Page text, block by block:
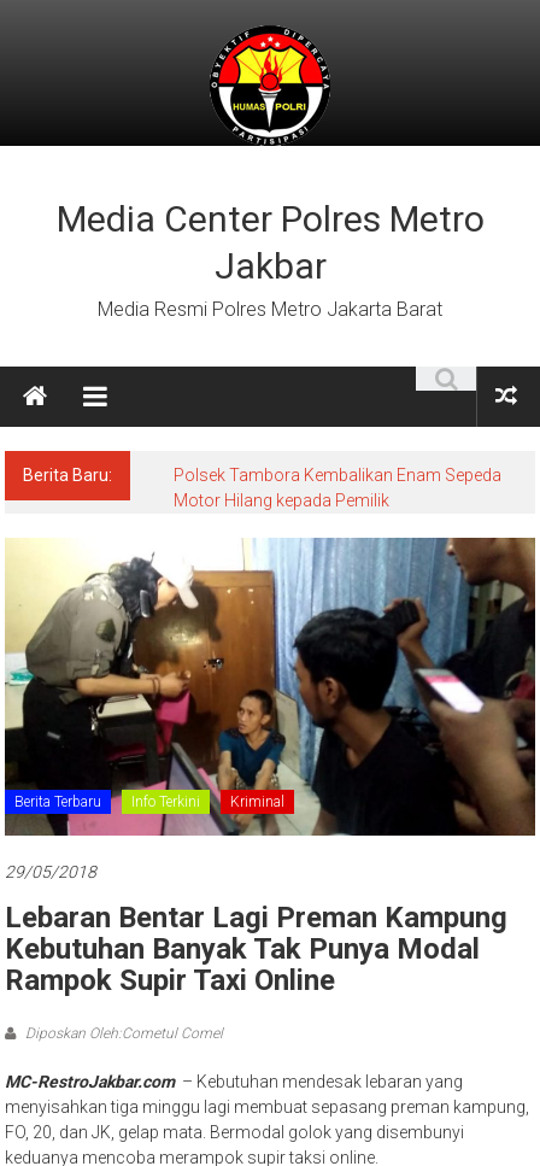
Media Center Polres Metro
Jakbar
Media Resmi Polres Metro Jakarta Barat
Berita Baru:
Polsek Tambora Kembalikan Enam Sepeda
Motor Hilang kepada Pemilik
Berita Terbaru Info Terkini Kriminal
29/05/2018
Lebaran Bentar Lagi Preman Kampung
Kebutuhan Banyak Tak Punya Modal
Rampok Supir Taxi Online
Diposkan Oleh:Cometul Comel
MC-RestroJakbar.com – Kebutuhan mendesak lebaran yang
menyisahkan tiga minggu lagi membuat sepasang preman kampung,
FO, 20, dan JK, gelap mata. Bermodal golok yang disembunyi
keduanya mencoba merampok supir taksi online.